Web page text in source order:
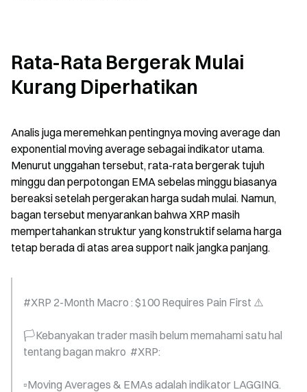
Rata-Rata Bergerak Mulai
Kurang Diperhatikan
Analis juga meremehkan pentingnya moving average dan
exponential moving average sebagai indikator utama.
Menurut unggahan tersebut, rata-rata bergerak tujuh
minggu dan perpotongan EMA sebelas minggu biasanya
bereaksi setelah pergerakan harga sudah mulai. Namun,
bagan tersebut menyarankan bahwa XRP masih
mempertahankan struktur yang konstruktif selama harga
tetap berada di atas area support naik jangka panjang.
#XRP 2-Month Macro : $100 Requires Pain First ⚠️
🏳️Kebanyakan trader masih belum memahami satu hal
tentang bagan makro  #XRP:
▫️Moving Averages & EMAs adalah indikator LAGGING.